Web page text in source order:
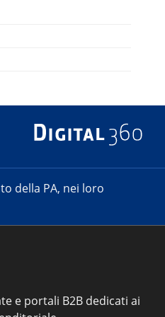
della PA, nei loro
e portali B2B dedicati ai